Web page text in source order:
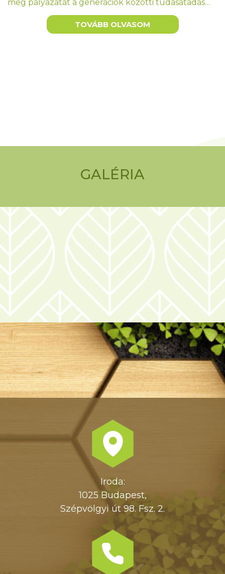
meg pályázatát a generációk közötti tudásátadás…
TOVÁBB OLVASOM
GALÉRIA
Iroda:
1025 Budapest,
Szépvölgyi út 98. Fsz. 2.